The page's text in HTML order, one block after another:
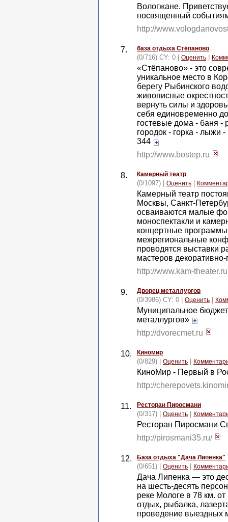
Вологжане.
посвященный
http://
7. база отдыха Стёпаново
(0/716) CY: 0 | Оценить
«Стёпаново» - это
уникальное место в
берегу Рыбинского
живописные
вернуть силы и
себя единовременно
гостевые дома - баня -
городок - горка - лыжи
344
http://www.bostep.ru
8. Камерный театр
(0/1097) | Оценить
Камерный театр
Москвы, Санкт-
осваиваются малые
моноспектакли и
концертные
межрегиональные
проводятся выставки
мастеров
http://www.kam-
9. Дворец металлургов
(0/3986) CY: 0 | Оценить
Муниципальное
металлургов»
http://dvorecmet.ru
10. Киномир
(0/829) | Оценить
КиноМир - Первый в
http://
11. Ресторан Пиросмани
(0/317) | Оценить
Ресторан Пиросмани
http://pirosmani35.ru/
12. База отдыха "Дача Липенка"
(0/651) | Оценить
Дача Липенка — это
на шесть-десять
реке Мологе в 78 км.
отдых, рыбалка,
проведение выездных